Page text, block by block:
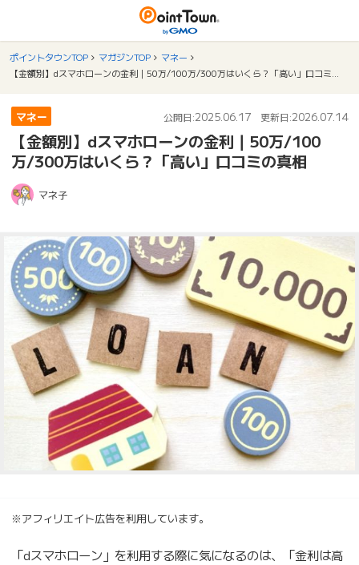
ポイントタウンTOP マガジンTOP
マネー
マネー 公開日:2025.06.17 更新日:2026.07.14
【金額別】dスマホローンの金利｜50万/100
万/300万はいくら？「高い」口コミの真相
マネ子
※アフィリエイト広告を利用しています。
「dスマホローン」を利用する際に気になるのは、「金利は高